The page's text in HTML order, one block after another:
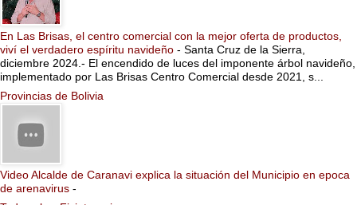
En Las Brisas, el centro comercial con la mejor oferta de productos,
viví el verdadero espíritu navideño - Santa Cruz de la Sierra,
diciembre 2024.- El encendido de luces del imponente árbol navideño,
implementado por Las Brisas Centro Comercial desde 2021, s...
Provincias de Bolivia
Video Alcalde de Caranavi explica la situación del Municipio en epoca
de arenavirus -